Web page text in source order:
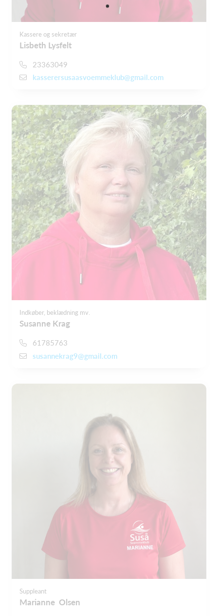
Kassere og sekretær
Lisbeth Lysfelt
23363049
kasserersusaasvoemmeklub@gmail.com
Indkøber, beklædning mv.
Susanne Krag
61785763
susannekrag9@gmail.com
Suppleant
Marianne Olsen